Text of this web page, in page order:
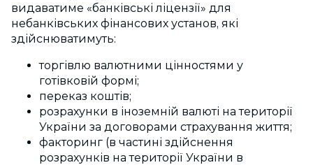
видаватиме «банківські ліцензії» для
небанківських фінансових установ, які
здійснюватимуть:
торгівлю валютними цінностями у
готівковій формі;
переказ коштів;
розрахунки в іноземній валюті на території
України за договорами страхування життя;
факторинг (в частині здійснення
розрахунків на території України в